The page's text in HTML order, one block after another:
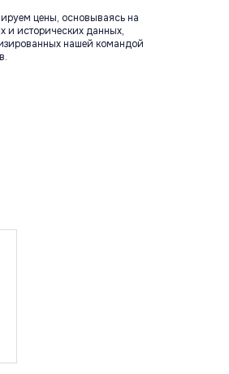
цены, основываясь на
и исторических данных,
нашей командой